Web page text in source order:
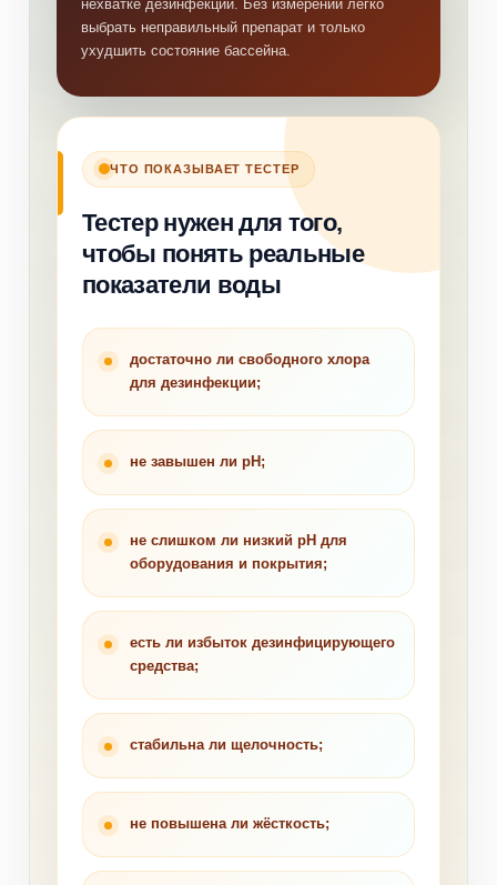
нехватке дезинфекции. Без измерений легко
выбрать неправильный препарат и только
ухудшить состояние бассейна.
ЧТО ПОКАЗЫВАЕТ ТЕСТЕР
Тестер нужен для того,
чтобы понять реальные
показатели воды
достаточно ли свободного хлора
для дезинфекции;
не завышен ли pH;
не слишком ли низкий pH для
оборудования и покрытия;
есть ли избыток дезинфицирующего
средства;
стабильна ли щелочность;
не повышена ли жёсткость;